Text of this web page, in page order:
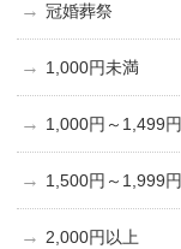
冠婚葬祭
1,000円未満
1,000円～1,499円
1,500円～1,999円
2,000円以上